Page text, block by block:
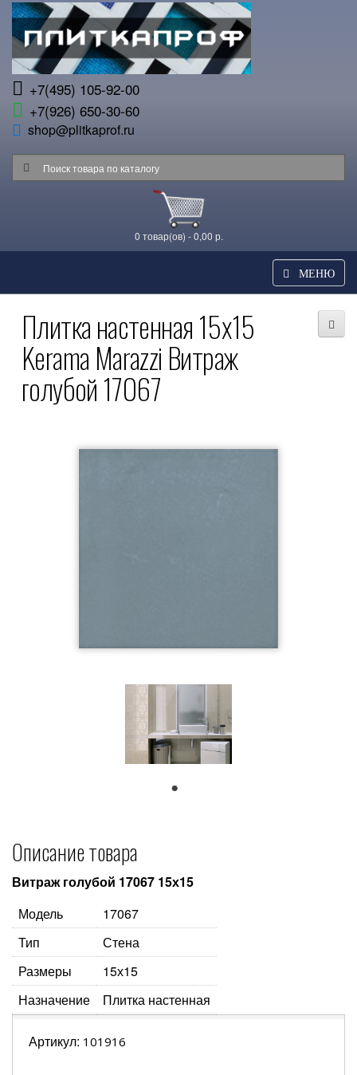
+7(495) 105-92-00
+7(926) 650-30-60
shop@plitkaprof.ru
0 товар(ов) - 0,00 р.
МЕНЮ
Плитка настенная 15x15
Kerama Marazzi Витраж
голубой 17067
Описание товара
Витраж голубой 17067 15х15
Модель
17067
Тип
Стена
Размеры
15х15
Назначение
Плитка настенная
Артикул: 101916